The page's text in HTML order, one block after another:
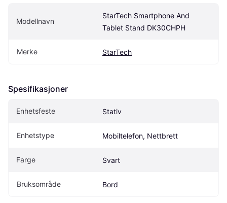
Modellnavn
StarTech Smartphone And
Tablet Stand DK30CHPH
Merke StarTech
Spesifikasjoner
Enhetsfeste Stativ
Enhetstype Mobiltelefon, Nettbrett
Farge Svart
Bruksområde Bord